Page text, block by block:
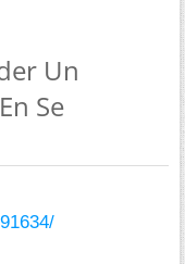
Un
Se